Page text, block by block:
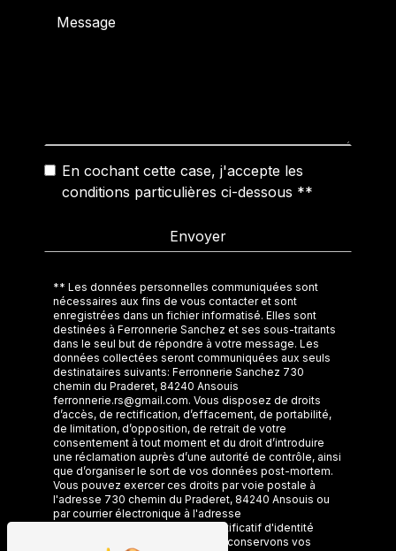
En cochant cette case, j'accepte les
conditions particulières ci-dessous **
Envoyer
** Les données personnelles communiquées sont
nécessaires aux fins de vous contacter et sont
enregistrées dans un fichier informatisé. Elles sont
destinées à Ferronnerie Sanchez et ses sous-traitants
dans le seul but de répondre à votre message. Les
données collectées seront communiquées aux seuls
destinataires suivants: Ferronnerie Sanchez 730
chemin du Praderet, 84240 Ansouis
ferronnerie.rs@gmail.com. Vous disposez de droits
d’accès, de rectification, d’effacement, de portabilité,
de limitation, d’opposition, de retrait de votre
consentement à tout moment et du droit d’introduire
une réclamation auprès d’une autorité de contrôle, ainsi
que d’organiser le sort de vos données post-mortem.
Vous pouvez exercer ces droits par voie postale à
l'adresse 730 chemin du Praderet, 84240 Ansouis ou
par courrier électronique à l'adresse
ferronnerie.rs@gmail.com. Un justificatif d'identité
pourra vous être demandé. Nous conservons vos